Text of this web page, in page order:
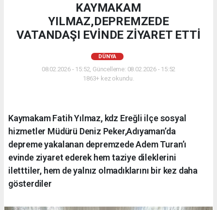
KAYMAKAM
YILMAZ,DEPREMZEDE
VATANDAŞI EVİNDE ZİYARET ETTİ
DÜNYA
08.02.2026 - 15:52, Güncelleme: 08.02.2026 - 15:52
1863+ kez okundu.
Kaymakam Fatih Yılmaz, kdz Ereğli ilçe sosyal
hizmetler Müdürü Deniz Peker,Adıyaman’da
depreme yakalanan depremzede Adem Turan’ı
evinde ziyaret ederek hem taziye dileklerini
iletttiler, hem de yalnız olmadıklarını bir kez daha
gösterdiler